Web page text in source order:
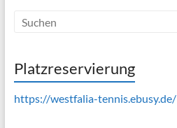
Platzreservierung
https://westfalia-tennis.ebusy.de/